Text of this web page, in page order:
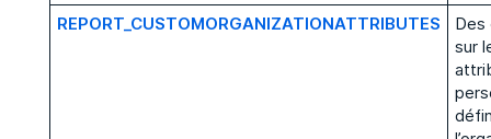
REPORT_CUSTOMORGANIZATIONATTRIBUTES
Des
sur